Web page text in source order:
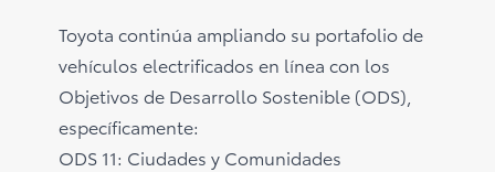
Toyota continúa ampliando su portafolio de
vehículos electrificados en línea con los
Objetivos de Desarrollo Sostenible (ODS),
específicamente:
ODS 11: Ciudades y Comunidades